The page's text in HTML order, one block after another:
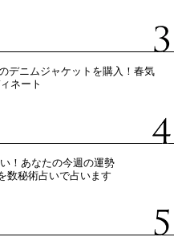
デニムジャケットを購入！春気
ネート
！あなたの今週の運勢
数秘術占いで占います